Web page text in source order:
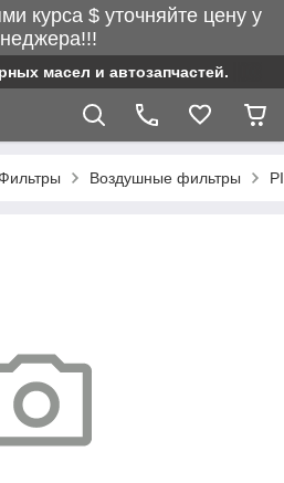
курса $ уточняйте цену у
масел и автозапчастей.
Воздушные фильтры